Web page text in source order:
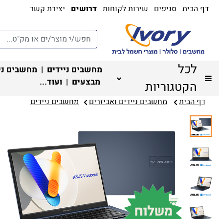
דף הבית סניפים שירות לקוחות דרושים יצירת קשר
לכל
הקטגוריות
מחשבים ניידים | מחשבים
מבצעים | ועוד...
דף הבית מחשבים ניידים ואביזרים מחשבים ניידים‏